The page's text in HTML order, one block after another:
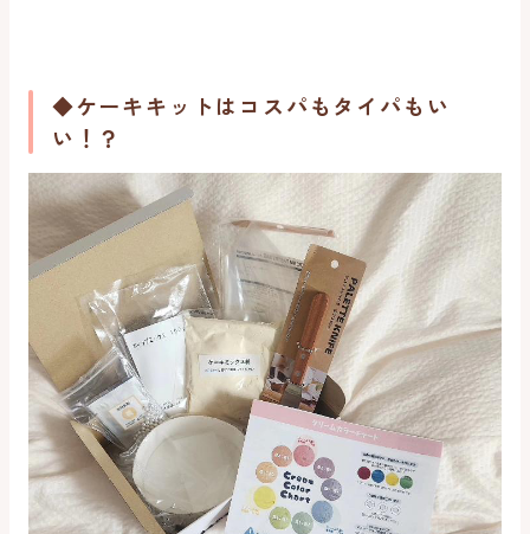
◆ケーキキットはコスパもタイパもい
い！？